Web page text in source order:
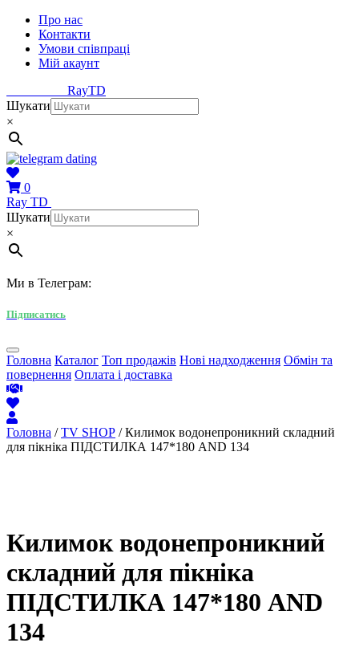
Про нас
Контакти
Умови співпраці
Мій акаунт
RayTD
Шукати
×
0
Ray TD
Шукати
×
Ми в Телеграм:
Підписатись
Головна Каталог Топ продажів Нові надходження Обмін та
повернення Оплата і доставка
Головна /TV SHOP / Килимок водонепроникний складний
для пікніка ПІДСТИЛКА 147*180 AND 134
Килимок водонепроникний
складний для пікніка
ПІДСТИЛКА 147*180 AND
134